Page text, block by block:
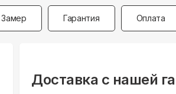
Замер Гарантия Оплата
Доставка с нашей